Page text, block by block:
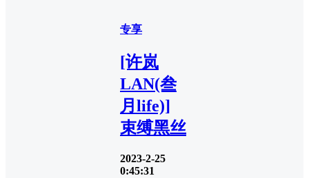
专享
[许岚
LAN(叁
月life)]
束缚黑丝
2023-2-25
0:45:31